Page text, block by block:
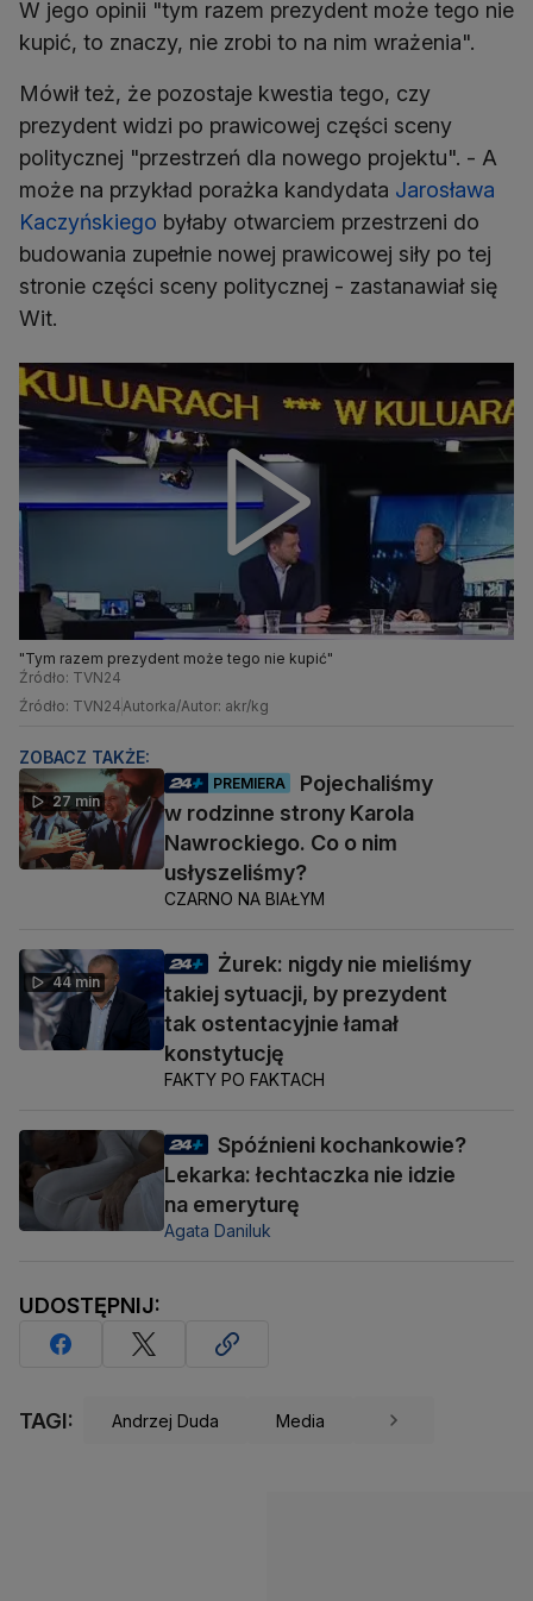
W jego opinii "tym razem prezydent może tego nie
kupić, to znaczy, nie zrobi to na nim wrażenia".
Mówił też, że pozostaje kwestia tego, czy
prezydent widzi po prawicowej części sceny
politycznej "przestrzeń dla nowego projektu". - A
może na przykład porażka kandydata Jarosława
Kaczyńskiego byłaby otwarciem przestrzeni do
budowania zupełnie nowej prawicowej siły po tej
stronie części sceny politycznej - zastanawiał się
Wit.
"Tym razem prezydent może tego nie kupić"
Źródło: TVN24
Źródło: TVN24Autorka/Autor: akr/kg
ZOBACZ TAKŻE:
27 min
PREMIERA
Pojechaliśmy
w rodzinne strony Karola
Nawrockiego. Co o nim
usłyszeliśmy?
CZARNO NA BIAŁYM
44 min
Żurek: nigdy nie mieliśmy
takiej sytuacji, by prezydent
tak ostentacyjnie łamał
konstytucję
FAKTY PO FAKTACH
Spóźnieni kochankowie?
Lekarka: łechtaczka nie idzie
na emeryturę
Agata Daniluk
UDOSTĘPNIJ:
TAGI: Andrzej Duda Media